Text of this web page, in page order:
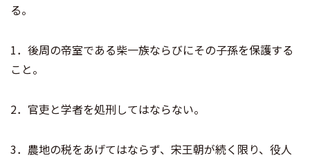
る。
1．後周の帝室である柴一族ならびにその子孫を保護する
こと。
2．官吏と学者を処刑してはならない。
3．農地の税をあげてはならず、宋王朝が続く限り、役人